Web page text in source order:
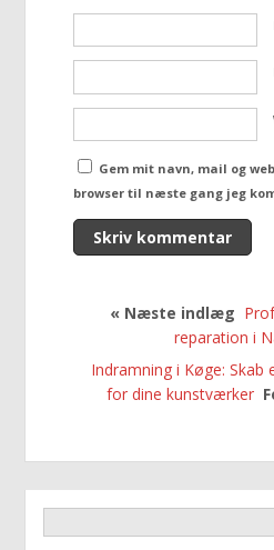
Gem mit navn, mail og
browser til næste gang jeg
« Næste indlæg
reparation i
Indramning i Køge: Skab
for dine kunstværker